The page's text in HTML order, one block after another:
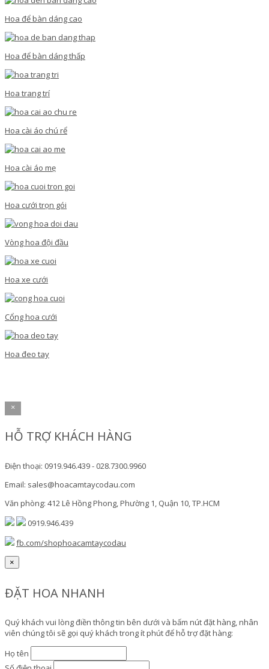
Hoa để bàn dáng cao
Hoa để bàn dáng thấp
Hoa trang trí
Hoa cài áo chú rể
Hoa cài áo mẹ
Hoa cưới trọn gói
Vòng hoa đội đầu
Hoa xe cưới
Cổng hoa cưới
Hoa đeo tay
×
HỖ TRỢ KHÁCH HÀNG
Điện thoại: 0919.946.439 - 028.7300.9960
Email: sales@hoacamtaycodau.com
Văn phòng: 412 Lê Hồng Phong, Phường 1, Quận 10, TP.HCM
0919.946.439
fb.com/shophoacamtaycodau
×
ĐẶT HOA NHANH
Quý khách vui lòng điền thông tin bên dưới và bấm nút đặt hàng, nhân
viên chúng tôi sẽ gọi quý khách trong ít phút để hỗ trợ đặt hàng:
Họ tên